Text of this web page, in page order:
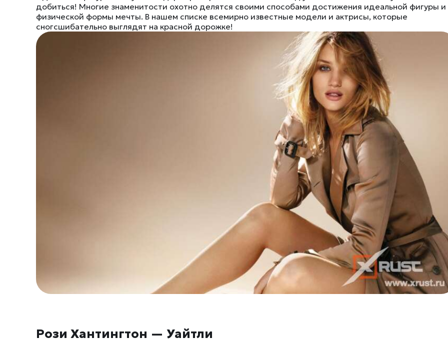
добиться! Многие знаменитости охотно делятся своими способами достижения идеальной фигуры и
физической формы мечты. В нашем списке всемирно известные модели и актрисы, которые
сногсшибательно выглядят на красной дорожке!
Рози Хантингтон — Уайтли